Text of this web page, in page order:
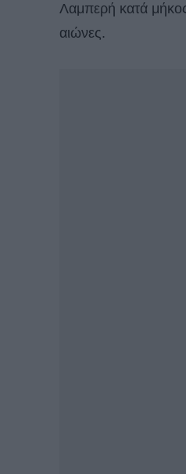
Λαμπερή κατά
αιώνες.